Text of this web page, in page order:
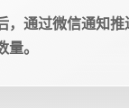
，通过微信通知
。